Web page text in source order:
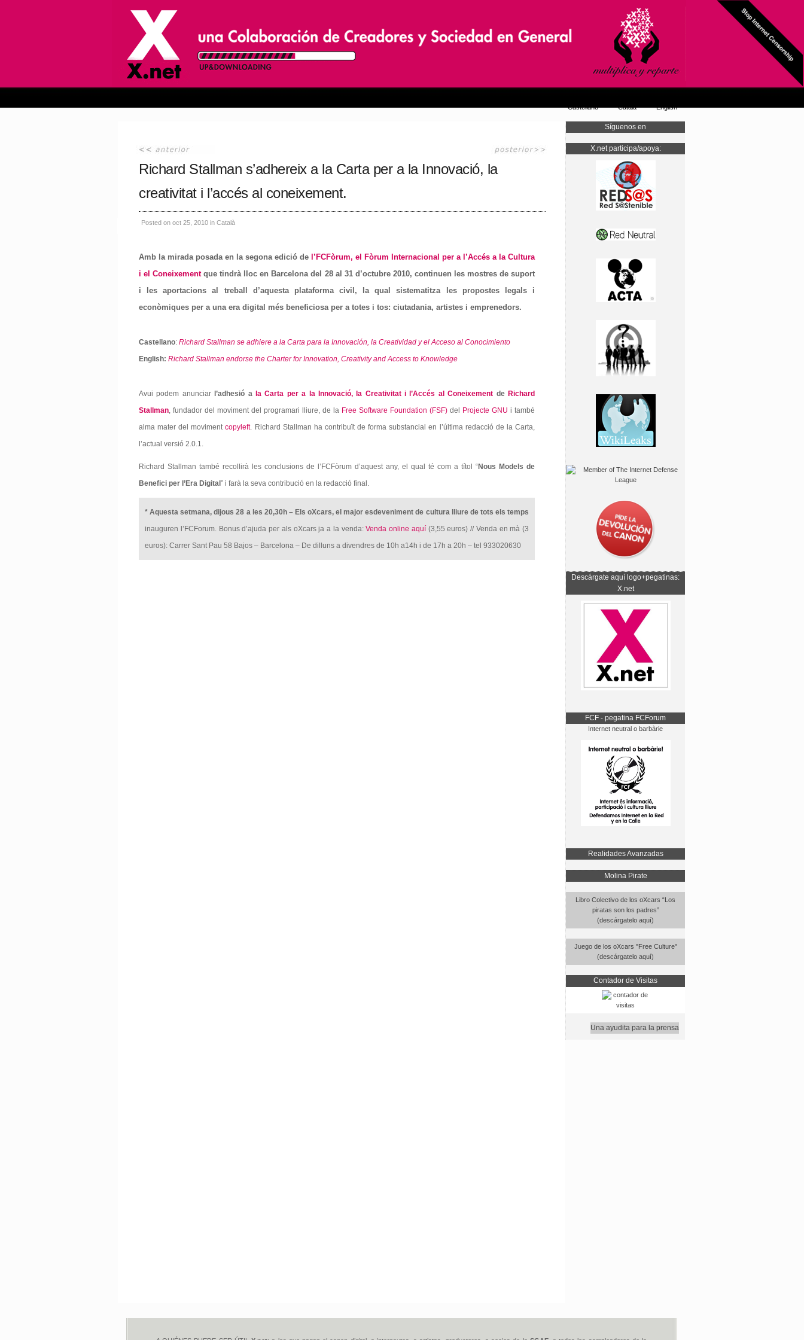
Castellano Català English
Richard Stallman s’adhereix a la Carta per a la Innovació, la
creativitat i l’accés al coneixement.
Posted on oct 25, 2010 in Català
Amb la mirada posada en la segona edició de l’FCFòrum, el Fòrum Internacional per a l’Accés a la Cultura
i el Coneixementque tindrà lloc en Barcelona del 28 al 31 d’octubre 2010, continuen les mostres de suport
i les aportacions al treball d’aquesta plataforma civil, la qual sistematitza les propostes legals i
econòmiques per a una era digital més beneficiosa per a totes i tos: ciutadania, artistes i emprenedors.
Castellano: Richard Stallman se adhiere a la Carta para la Innovación, la Creatividad y el Acceso al Conocimiento
English: Richard Stallman endorse the Charter for Innovation, Creativity and Access to Knowledge
Avui podem anunciar l’adhesió a la Carta per a la Innovació, la Creativitat i l’Accés al Coneixement de Richard
Stallman, fundador del moviment del programari lliure, de la Free Software Foundation (FSF) del Projecte GNU i també
alma mater del movimentcopyleft. Richard Stallman ha contribuït de forma substancial en l’última redacció de la Carta,
l’actual versió 2.0.1.
Richard Stallman també recollirà les conclusions de l’FCFòrum d’aquest any, el qual té com a títol “Nous Models de
Benefici per l’Era Digital ” i farà la seva contribució en la redacció final.
* Aquesta setmana, dijous 28 a les 20,30h – Els oXcars, el major esdeveniment de cultura lliure de tots els temps
inauguren l’FCForum. Bonus d’ajuda per als oXcars ja a la venda:Venda online aquí(3,55 euros) // Venda en mà (3
euros): Carrer Sant Pau 58 Bajos – Barcelona – De dilluns a divendres de 10h a14h i de 17h a 20h – tel 933020630
Síguenos en
X.net participa/apoya:
Descárgate aquí logo+pegatinas:
X.net
FCF - pegatina FCForum
Internet neutral o barbàrie
Realidades Avanzadas
Molina Pirate
Libro Colectivo de los oXcars “Los
piratas son los padres”
(descárgatelo aquí)
Juego de los oXcars "Free Culture"
(descárgatelo aquí)
Contador de Visitas
Una ayudita para la prensa